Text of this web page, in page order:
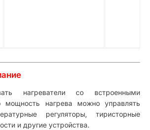
нагреватели со встроенными
мощность нагрева можно управлять
регуляторы, тиристорные
и другие устройства.